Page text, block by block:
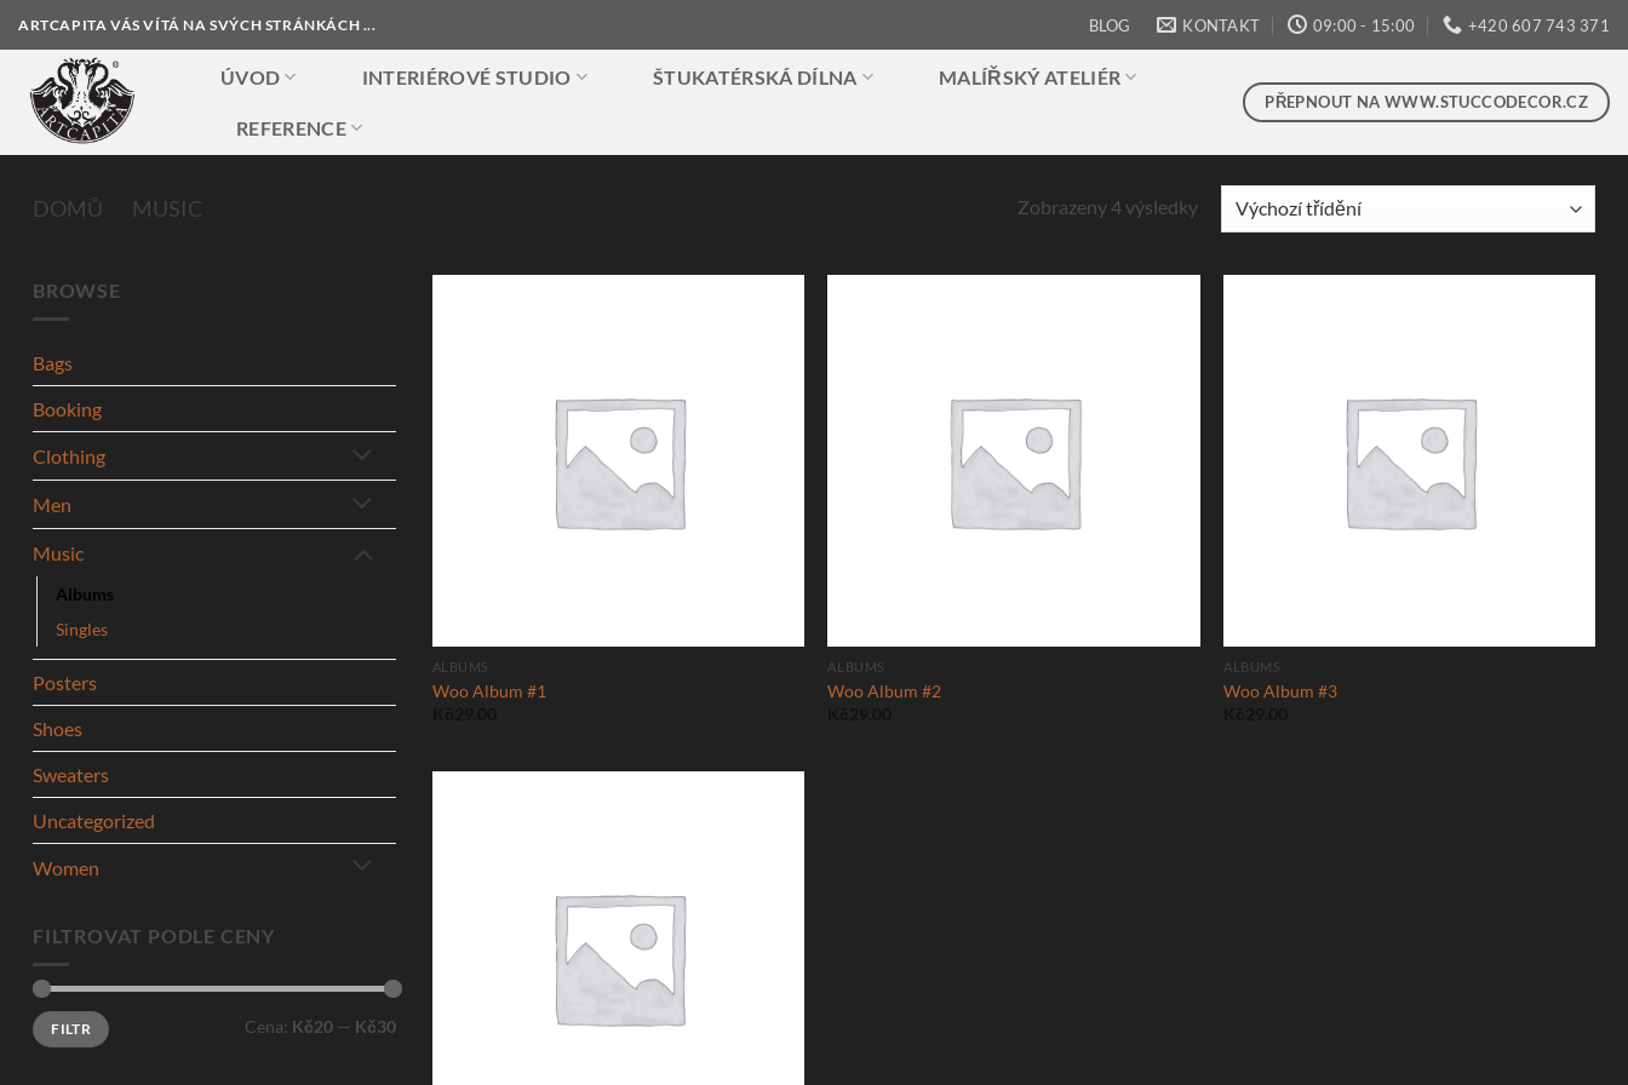
na
obsah
ARTCAPITA VÁS VÍTÁ NA SVÝCH STRÁNKÁCH ... BLOG KONTAKT 09:00 - 15:00 +420 607 743 371
ÚVOD INTERIÉROVÉ STUDIO ŠTUKATÉRSKÁ DÍLNA MALÍŘSKÝ ATELIÉR
REFERENCE
PŘEPNOUT NA WWW.STUCCODECOR.CZ
DOMŮ MUSIC Zobrazeny 4 výsledky
BROWSE
Bags
Booking
Clothing
Men
Music
Albums
Singles
Posters
Shoes
Sweaters
Uncategorized
Women
FILTROVAT PODLE CENY
Minimální
cena
Maximální
cenaFILTR Cena: Kč20 — Kč30
ALBUMS
Woo Album #1
ALBUMS
Woo Album #2
ALBUMS
Woo Album #3